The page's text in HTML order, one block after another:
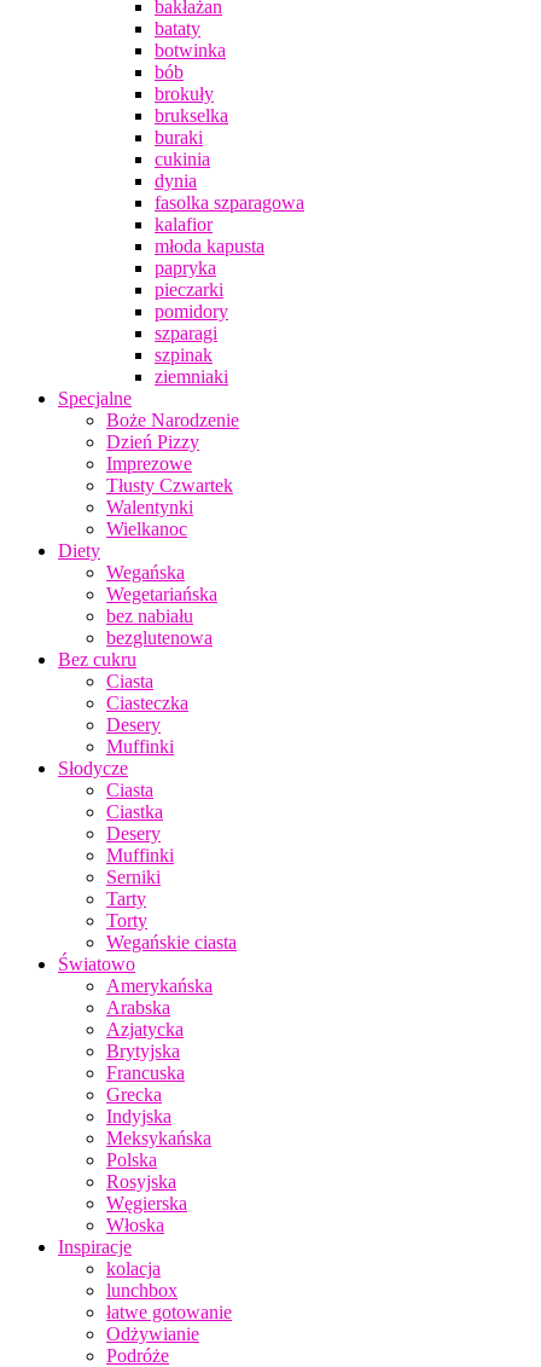
bakłażan
bataty
botwinka
bób
brokuły
brukselka
buraki
cukinia
dynia
fasolka szparagowa
kalafior
młoda kapusta
papryka
pieczarki
pomidory
szparagi
szpinak
ziemniaki
Specjalne
Boże Narodzenie
Dzień Pizzy
Imprezowe
Tłusty Czwartek
Walentynki
Wielkanoc
Diety
Wegańska
Wegetariańska
bez nabiału
bezglutenowa
Bez cukru
Ciasta
Ciasteczka
Desery
Muffinki
Słodycze
Ciasta
Ciastka
Desery
Muffinki
Serniki
Tarty
Torty
Wegańskie ciasta
Światowo
Amerykańska
Arabska
Azjatycka
Brytyjska
Francuska
Grecka
Indyjska
Meksykańska
Polska
Rosyjska
Węgierska
Włoska
Inspiracje
kolacja
lunchbox
łatwe gotowanie
Odżywianie
Podróże